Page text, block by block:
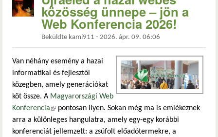
közösség ünnepe – jön a
Web Konferencia 2026!
Beküldte kami911 - 2026. ápr. 09. 06:06
Van néhány esemény a hazai
informatikai és fejlesztői
közegben, amely generációkat
köt össze. A Magyarországi Web
Konferencia(külső hivatkozás)
pontosan ilyen. Sokan még ma is emlékeznek
arra a különleges hangulatra, amely egy-egy korábbi
konferenciát jellemzett: a zsúfolt előadótermekre, a